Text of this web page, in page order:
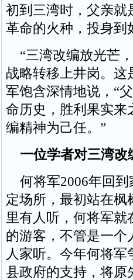
初到三湾时，父亲就
革命的火种，投身到
“三湾改编放光芒
战略转移上井岗。这
军饱含深情地说，“
命历史，胜利果实来
编精神为己任。”
一位学者对三湾改
何将军2006年回到
定场所，最初站在枫
里有人听，何将军
的游客，不管是一个
人家听。今年何将
县政府的支持，将原